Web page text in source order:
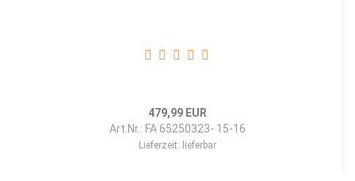
479,99 EUR
Art.Nr.: FA 65250323- 15-16
Lieferzeit: lieferbar